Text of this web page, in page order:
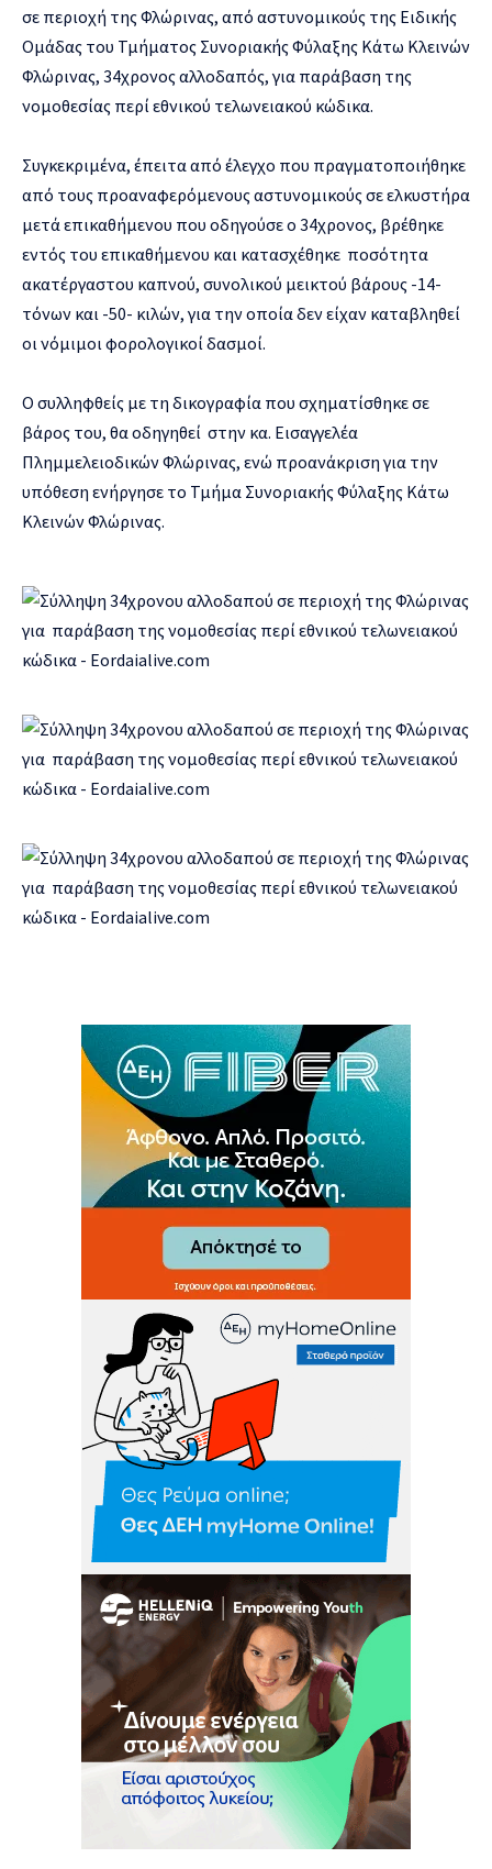
σε περιοχή της Φλώρινας, από αστυνομικούς της Ειδικής
Ομάδας του Τμήματος Συνοριακής Φύλαξης Κάτω Κλεινών
Φλώρινας, 34χρονος αλλοδαπός, για παράβαση της
νομοθεσίας περί εθνικού τελωνειακού κώδικα.
Συγκεκριμένα, έπειτα από έλεγχο που πραγματοποιήθηκε
από τους προαναφερόμενους αστυνομικούς σε ελκυστήρα
μετά επικαθήμενου που οδηγούσε ο 34χρονος, βρέθηκε
εντός του επικαθήμενου και κατασχέθηκε ποσότητα
ακατέργαστου καπνού, συνολικού μεικτού βάρους -14-
τόνων και -50- κιλών, για την οποία δεν είχαν καταβληθεί
οι νόμιμοι φορολογικοί δασμοί.
Ο συλληφθείς με τη δικογραφία που σχηματίσθηκε σε
βάρος του, θα οδηγηθεί στην κα. Εισαγγελέα
Πλημμελειοδικών Φλώρινας, ενώ προανάκριση για την
υπόθεση ενήργησε το Τμήμα Συνοριακής Φύλαξης Κάτω
Κλεινών Φλώρινας.